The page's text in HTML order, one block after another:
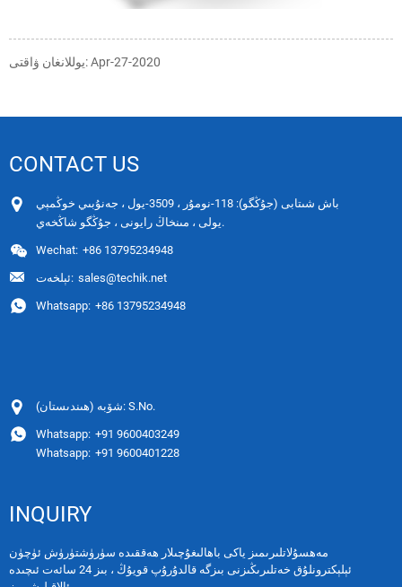
يوللانغان ۋاقتى: Apr-27-2020
CONTACT US
باش شىتابى (جۇڭگو): 118-نومۇر ، 3509-يول ، جەنۇبىي خوڭمېي
يولى ، مىنخاڭ رايونى ، جۇڭگو شاڭخەي.
Wechat: +86 13795234948
ئېلخەت: sales@techik.net
Whatsapp: +86 13795234948
شۆبە (ھىندىستان): S.No.
Whatsapp: +91 9600403249
Whatsapp: +91 9600401228
INQUIRY
مەھسۇلاتلىرىمىز ياكى باھالىغۇچىلار ھەققىدە سۈرۈشتۈرۈش ئۈچۈن
ئېلېكترونلۇق خەتلىرىڭىزنى بىزگە قالدۇرۇپ قويۇڭ ، بىز 24 سائەت ئىچىدە